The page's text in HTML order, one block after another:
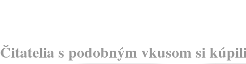
Čitatelia s podobným vkusom si